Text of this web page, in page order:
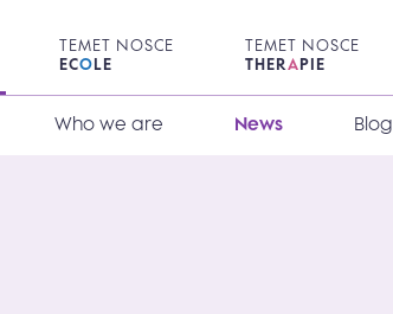
TEMET NOSCE
ECOLE
TEMET NOSCE
THERAPIE
Who we are News Blog